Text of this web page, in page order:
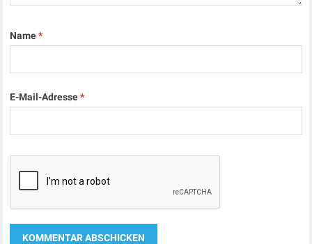
Name*
E-Mail-Adresse*